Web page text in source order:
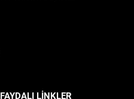
FAYDALI LİNKLER